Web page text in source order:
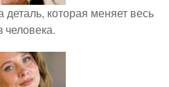
которая меняет весь
человека.